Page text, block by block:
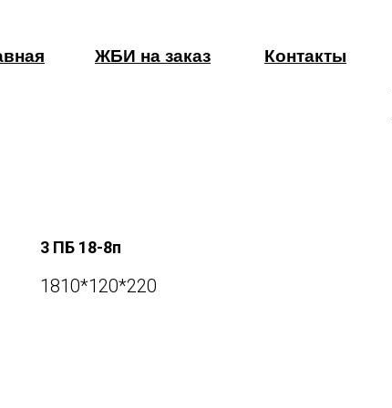
ЖБИ на заказ Контакты
3 ПБ 18-8п
1810*120*220